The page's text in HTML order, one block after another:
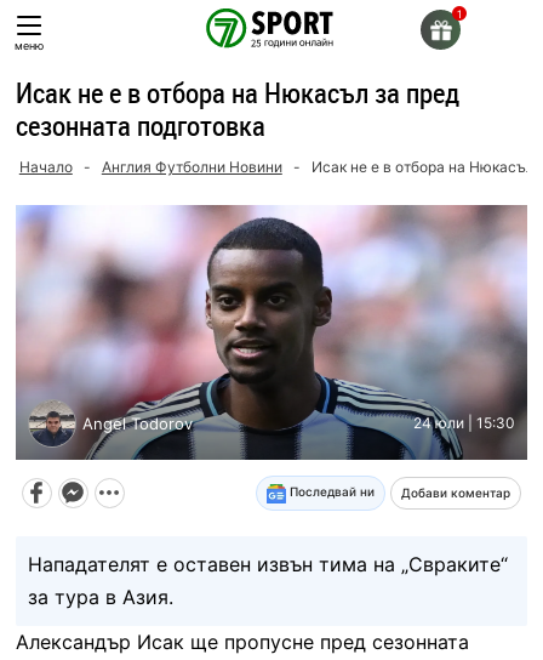
Skip
toменю
Исак не е в отбора на Нюкасъл за пред
сезонната подготовка
Начало - Англия Футболни Новини - Исак не е в отбора на Нюкасъл
Angel Todorov 24 юли | 15:30
Последвай ни Добави коментар
Нападателят е оставен извън тима на „Свраките“
за тура в Азия.
Александър Исак ще пропусне пред сезонната